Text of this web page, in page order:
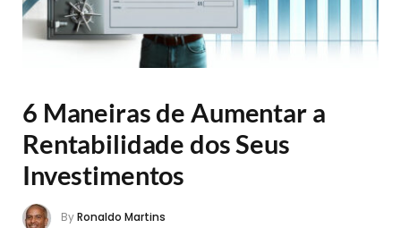
6 Maneiras de Aumentar a
Rentabilidade dos Seus
Investimentos
ByRonaldo Martins